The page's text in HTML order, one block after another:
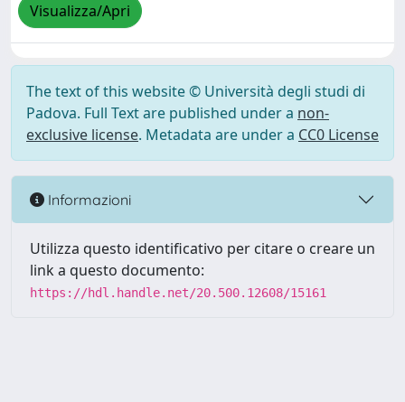
Visualizza/Apri
The text of this website © Università degli studi di
Padova. Full Text are published under a non-
exclusive license. Metadata are under a CC0 License
Informazioni
Utilizza questo identificativo per citare o creare un
link a questo documento:
https://hdl.handle.net/20.500.12608/15161